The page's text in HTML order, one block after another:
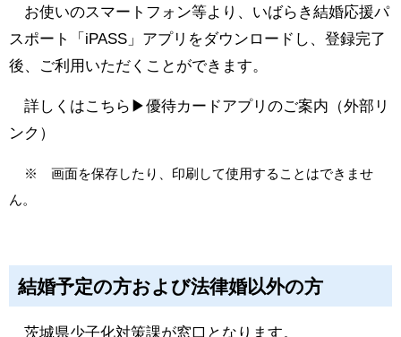
お使いのスマートフォン等より、いばらき結婚応援パ
スポート「iPASS」アプリをダウンロードし、登録完了
後、ご利用いただくことができます。
詳しくはこちら▶優待カードアプリのご案内 （外部リ
ンク）
※ 画面を保存したり、印刷して使用することはできませ
ん。
結婚予定の方および法律婚以外の方
茨城県少子化対策課が窓口となります。